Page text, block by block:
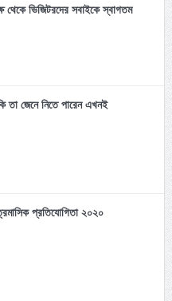
ভিজিটরদের সবাইকে স্বাগতম
জেনে নিতে পারেন এখনই
প্রতিযোগিতা ২০২০